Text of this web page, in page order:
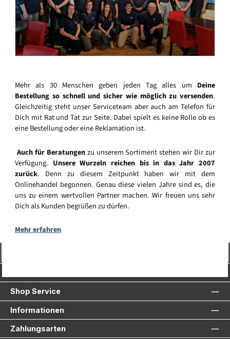
Mehr als 30 Menschen geben jeden Tag alles um Deine
Bestellung so schnell und sicher wie möglich zu versenden.
Gleichzeitig steht unser Serviceteam aber auch am Telefon für
Dich mit Rat und Tat zur Seite. Dabei spielt es keine Rolle ob es
eine Bestellung oder eine Reklamation ist.
Auch für Beratungenzu unserem Sortiment stehen wir Dir zur
Verfügung. Unsere Wurzeln reichen bis in das Jahr 2007
zurück. Denn zu diesem Zeitpunkt haben wir mit dem
Onlinehandel begonnen. Genau diese vielen Jahre sind es, die
uns zu einem wertvollen Partner machen. Wir freuen uns sehr
Dich als Kunden begrüßen zu dürfen.
Mehr erfahren
Shop Service
Informationen
Zahlungsarten